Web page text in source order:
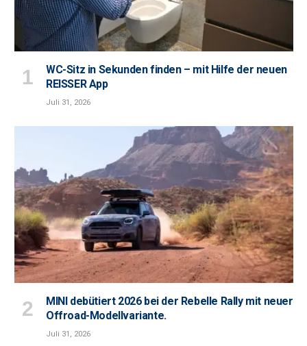
WC-Sitz in Sekunden finden – mit Hilfe der neuen
REISSER App
Juli 31, 2026
MINI debütiert 2026 bei der Rebelle Rally mit neuer
Offroad-Modellvariante.
Juli 31, 2026